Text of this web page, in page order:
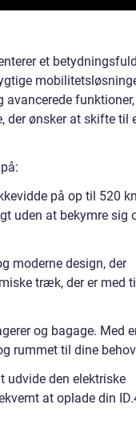
et
funktioner,
der ønsker at skifte til
på op til 520
uden at bekymre sig
moderne design, der
træk, der er med
og bagage. Med
rummet til dine
udvide den elektriske
at oplade din